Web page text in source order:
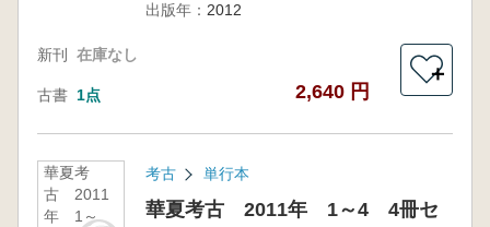
出版年： 2012
新刊 在庫なし
古書 1点 2,640 円
＋
華夏考
古 2011
年 1～
考古 単行本
華夏考古 2011年 1～4 4冊セ